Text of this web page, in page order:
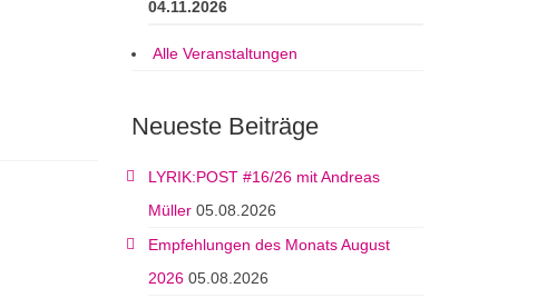
04.11.2026
Alle Veranstaltungen
Neueste Beiträge
LYRIK:POST #16/26 mit Andreas
Müller 05.08.2026
Empfehlungen des Monats August
2026 05.08.2026